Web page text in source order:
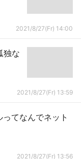
2021/8/27(Fr) 14:00
独な
2021/8/27(Fr) 13:59
てなんでネット
2021/8/27(Fr) 13:56